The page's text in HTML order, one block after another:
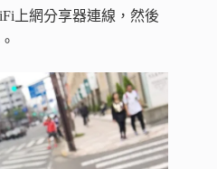
上網分享器連線，然後